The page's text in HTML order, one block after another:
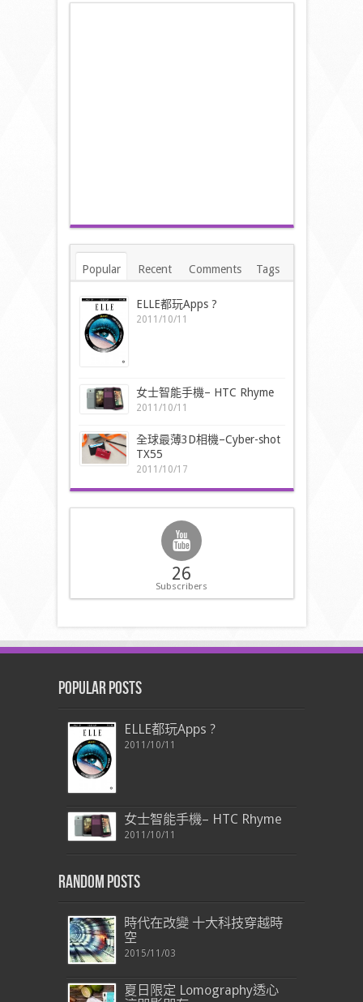
Popular Recent Comments Tags
ELLE都玩Apps ?
2011/10/11
女士智能手機– HTC Rhyme
2011/10/11
全球最薄3D相機–Cyber-shot
TX55
2011/10/17
26
Subscribers
Popular Posts
ELLE都玩Apps ?
2011/10/11
女士智能手機– HTC Rhyme
2011/10/11
Random Posts
時代在改變 十大科技穿越時
空
2015/11/03
夏日限定 Lomography透心